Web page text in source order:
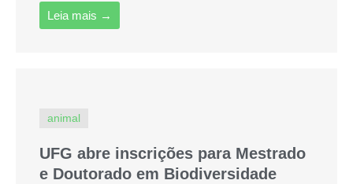
Leia mais →
animal
UFG abre inscrições para Mestrado
e Doutorado em Biodiversidade